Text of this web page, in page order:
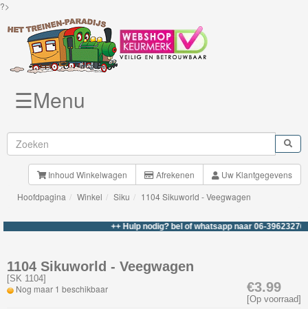
?>
Brio
Treinen
BigJigs
Rails
Road
Märklin
☰Menu
Inhoud Winkelwagen Afrekenen
Uw Klantgegevens
Hoofdpagina
Winkel Siku 1104 Sikuworld - Veegwagen
++ Hulp nodig? bel of whatsapp naar 06-39623276 +++
€3.99
[Op voorraad]
1104 Sikuworld - Veegwagen
[SK 1104]
Nog maar 1 beschikbaar